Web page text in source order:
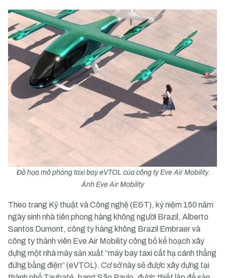
Đồ họa mô phỏng taxi bay eVTOL của công ty Eve Air Mobility.
Ảnh Eve Air Mobility
Theo trang Kỹ thuật và Công nghệ (E&T), kỷ niệm 150 năm
ngày sinh nhà tiên phong hàng không người Brazil, Alberto
Santos Dumont, công ty hàng không Brazil Embraer và
công ty thành viên Eve Air Mobility công bố kế hoạch xây
dựng một nhà máy sản xuất “máy bay taxi cất hạ cánh thẳng
đứng bằng điện” (eVTOL). Cơ sở này sẽ được xây dựng tại